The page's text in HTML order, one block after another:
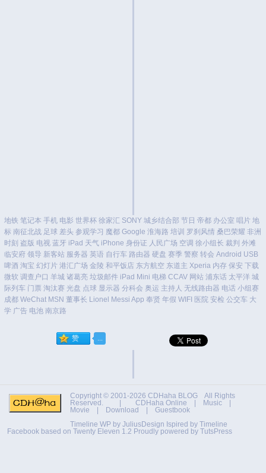
地铁 笔记本 手机 电影 世界杯 徐家汇 SONY 城乡结合部 节日 帝都 办公室 唱片 地
标 南征北战 足球 差头 参观学习 魔都 Google 淮海路 培训 罗刹风情 桑巴荣耀 非洲
时刻 盗版 电视 蓝牙 iPad 天气 iPhone 身份证 人民广场 空调 徐小组长 裁判 外滩
临安府 领导 新客站 服务器 英语 自行车 路由器 硬盘 赛季 警察 转会 Android USB
啤酒 淘宝 幻灯片 港汇广场 金陵 和平饭店 东方航空 东道主 Xperia 内存 保安 下载
微软 调查户口 羊城 诸葛亮 垃圾邮件 iPad Mini 电梯 CCAV 网站 浦东话 太平洋 城
际列车 门票 淘汰赛 光盘 点球 显示器 分科会 奥运 主持人 无线路由器 电话 小组赛
成都 WeChat MSN 董事长 Lionel Messi App 奉贤 年假 WIFI 医院 安检 公交车 大
学 广告 电池 南京路
Copyright © 2001-2026 CDHaha BLOG All Rights
Reserved. | CDHaha Online | Music |
Movie | Download | Guestbook
Timeline WP by JuliusDesign Ispired by Timeline
Facebook based on Twenty Eleven 1.2 Proudly powered by TutsPress